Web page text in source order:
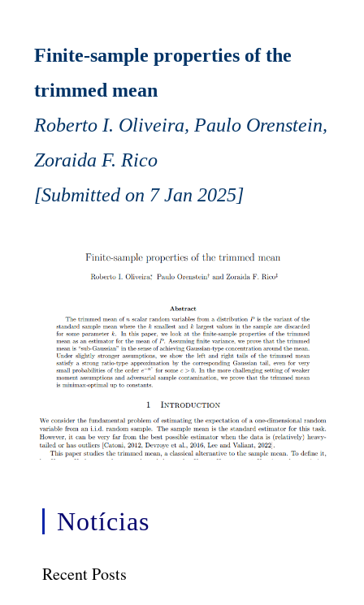
Finite-sample properties of the
trimmed mean
Roberto I. Oliveira, Paulo Orenstein,
Zoraida F. Rico
[Submitted on 7 Jan 2025]
Notícias
Recent Posts